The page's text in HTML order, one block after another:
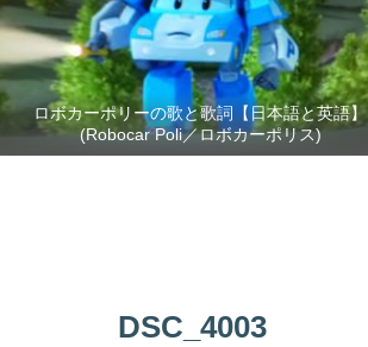
ロボカーポリーの歌と歌詞【日本語と英語】
(Robocar Poli／ロボカーポリス)
DSC_4003